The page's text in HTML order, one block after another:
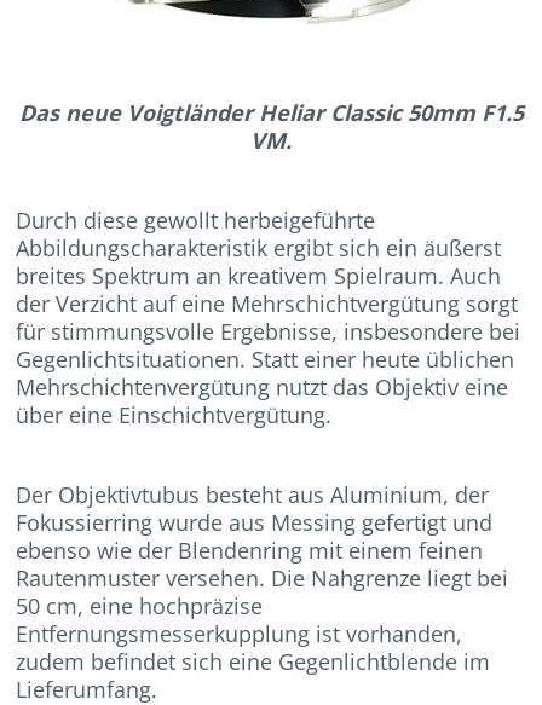
Das neue Voigtländer Heliar Classic 50mm F1.5
VM.
Durch diese gewollt herbeigeführte
Abbildungscharakteristik ergibt sich ein äußerst
breites Spektrum an kreativem Spielraum. Auch
der Verzicht auf eine Mehrschichtvergütung sorgt
für stimmungsvolle Ergebnisse, insbesondere bei
Gegenlichtsituationen. Statt einer heute üblichen
Mehrschichtenvergütung nutzt das Objektiv eine
über eine Einschichtvergütung.
Der Objektivtubus besteht aus Aluminium, der
Fokussierring wurde aus Messing gefertigt und
ebenso wie der Blendenring mit einem feinen
Rautenmuster versehen. Die Nahgrenze liegt bei
50 cm, eine hochpräzise
Entfernungsmesserkupplung ist vorhanden,
zudem befindet sich eine Gegenlichtblende im
Lieferumfang.